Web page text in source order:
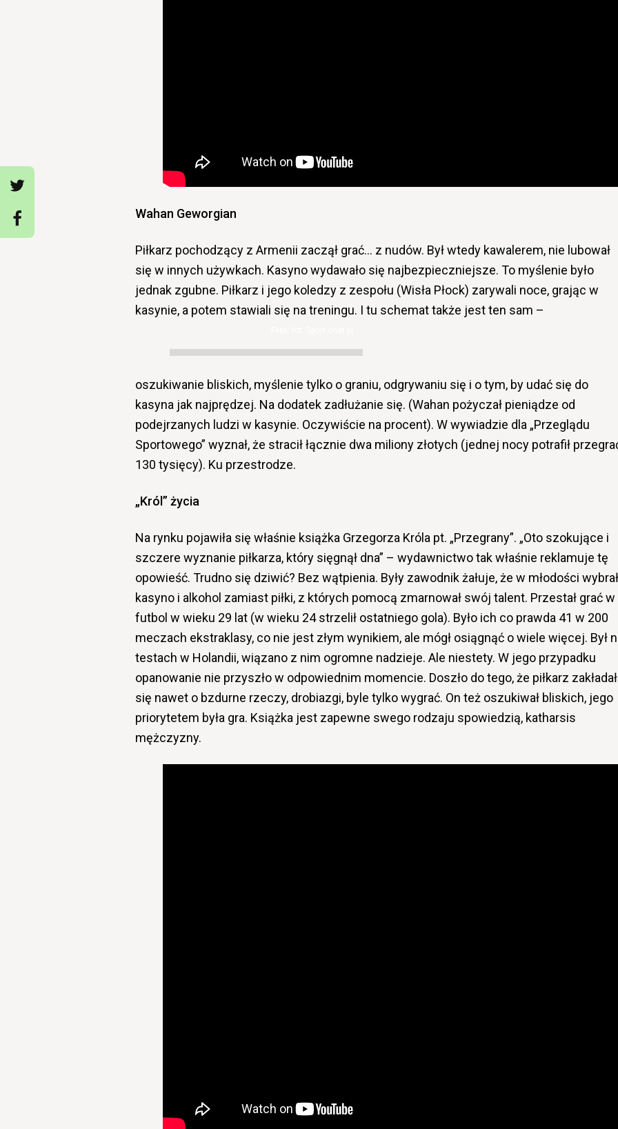
Wahan Geworgian
Piłkarz pochodzący z Armenii zaczął grać… z nudów. Był wtedy kawalerem, nie lubował
się w innych używkach. Kasyno wydawało się najbezpieczniejsze. To myślenie było
jednak zgubne. Piłkarz i jego koledzy z zespołu (Wisła Płock) zarywali noce, grając w
kasynie, a potem stawiali się na treningu. I tu schemat także jest ten sam –
oszukiwanie bliskich, myślenie tylko o graniu, odgrywaniu się i o tym, by udać się do
kasyna jak najprędzej. Na dodatek zadłużanie się. (Wahan pożyczał pieniądze od
podejrzanych ludzi w kasynie. Oczywiście na procent). W wywiadzie dla „Przeglądu
Sportowego” wyznał, że stracił łącznie dwa miliony złotych (jednej nocy potrafił
130 tysięcy). Ku przestrodze.
„Król” życia
Na rynku pojawiła się właśnie książka Grzegorza Króla pt. „Przegrany”. „Oto szokujące i
szczere wyznanie piłkarza, który sięgnął dna” – wydawnictwo tak właśnie reklamuje tę
opowieść. Trudno się dziwić? Bez wątpienia. Były zawodnik żałuje, że w młodości wybrał
kasyno i alkohol zamiast piłki, z których pomocą zmarnował swój talent. Przestał grać w
futbol w wieku 29 lat (w wieku 24 strzelił ostatniego gola). Było ich co prawda 41 w 200
meczach ekstraklasy, co nie jest złym wynikiem, ale mógł osiągnąć o wiele więcej. Był
testach w Holandii, wiązano z nim ogromne nadzieje. Ale niestety. W jego przypadku
opanowanie nie przyszło w odpowiednim momencie. Doszło do tego, że piłkarz zakładał
się nawet o bzdurne rzeczy, drobiazgi, byle tylko wygrać. On też oszukiwał bliskich, jego
priorytetem była gra. Książka jest zapewne swego rodzaju spowiedzią, katharsis
mężczyzny.